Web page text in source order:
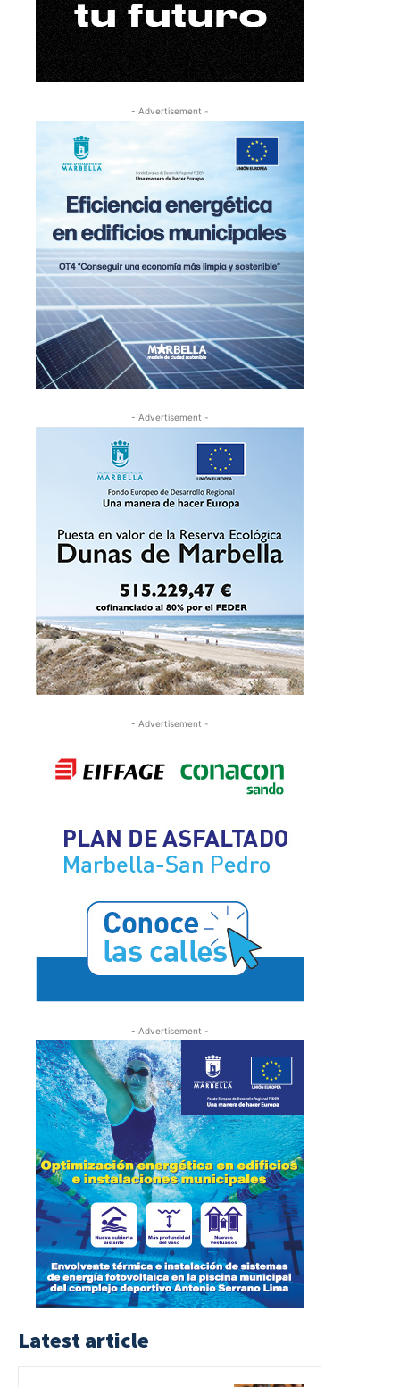
- Advertisement -
- Advertisement -
- Advertisement -
- Advertisement -
Latest article